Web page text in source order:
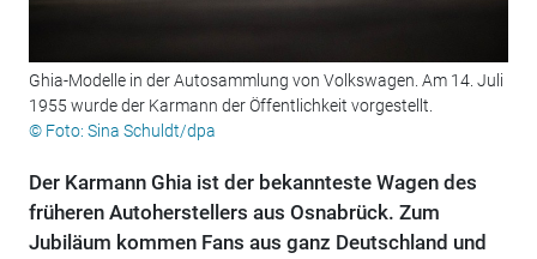
Ghia-Modelle in der Autosammlung von Volkswagen. Am 14. Juli
1955 wurde der Karmann der Öffentlichkeit vorgestellt.
© Foto: Sina Schuldt/dpa
Der Karmann Ghia ist der bekannteste Wagen des
früheren Autoherstellers aus Osnabrück. Zum
Jubiläum kommen Fans aus ganz Deutschland und